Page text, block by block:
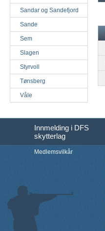
Sandar og Sandefjord
Sande
Sem
Slagen
Styrvoll
Tønsberg
Våle
Innmelding i DFS
skytterlag
Medlemsvilkår